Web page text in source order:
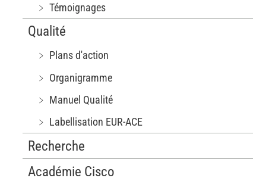
﹥ Témoignages
Qualité
﹥ Plans d'action
﹥ Organigramme
﹥ Manuel Qualité
﹥ Labellisation EUR-ACE
Recherche
Académie Cisco